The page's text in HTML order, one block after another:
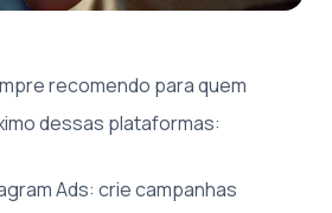
recomendo para quem
dessas plataformas:
Ads: crie campanhas